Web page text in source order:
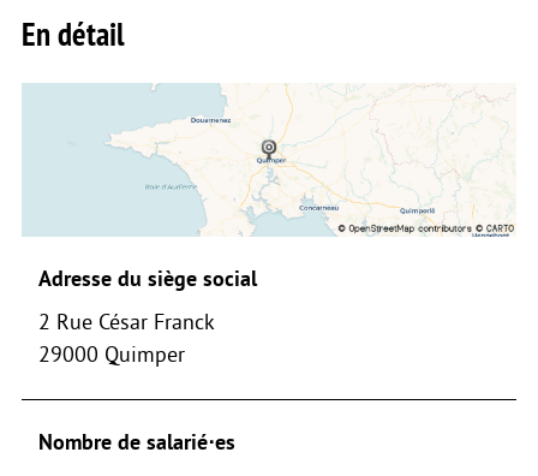
En détail
Adresse du siège social
2 Rue César Franck
29000 Quimper
Nombre de salarié⋅es